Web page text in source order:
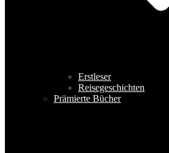
Erstleser
Reisegeschichten
Prämierte Bücher